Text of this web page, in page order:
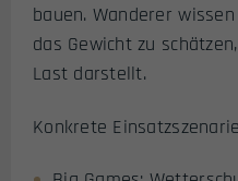
bauen. Wanderer
das Gewicht zu
Last darstellt.
Konkrete